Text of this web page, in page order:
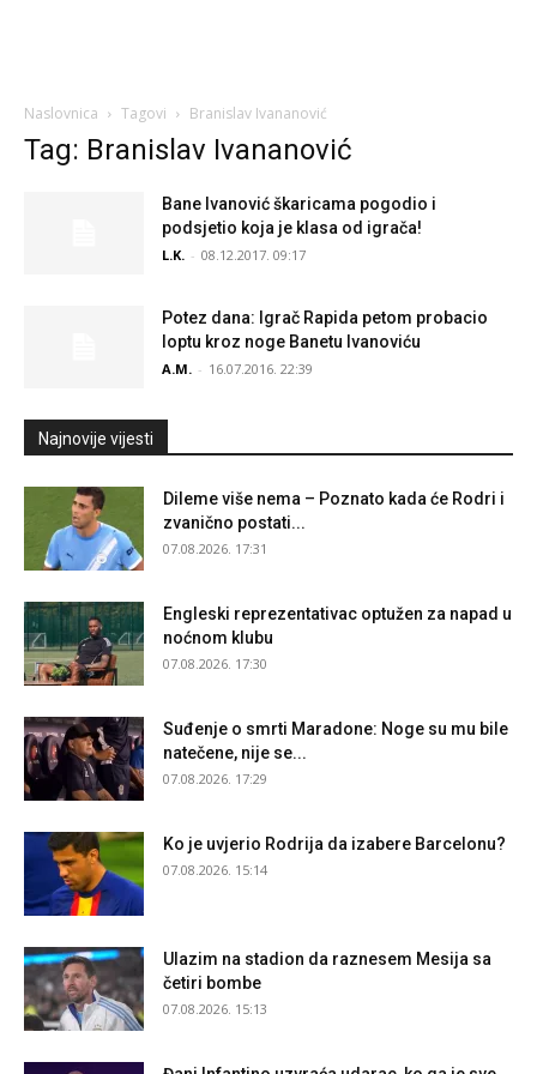
Naslovnica Tagovi Branislav Ivananović
Tag: Branislav Ivananović
Bane Ivanović škaricama pogodio i
podsjetio koja je klasa od igrača!
L.K. - 08.12.2017. 09:17
Potez dana: Igrač Rapida petom probacio
loptu kroz noge Banetu Ivanoviću
A.M. - 16.07.2016. 22:39
Najnovije vijesti
Dileme više nema – Poznato kada će Rodri i
zvanično postati...
07.08.2026. 17:31
Engleski reprezentativac optužen za napad u
noćnom klubu
07.08.2026. 17:30
Suđenje o smrti Maradone: Noge su mu bile
natečene, nije se...
07.08.2026. 17:29
Ko je uvjerio Rodrija da izabere Barcelonu?
07.08.2026. 15:14
Ulazim na stadion da raznesem Mesija sa
četiri bombe
07.08.2026. 15:13